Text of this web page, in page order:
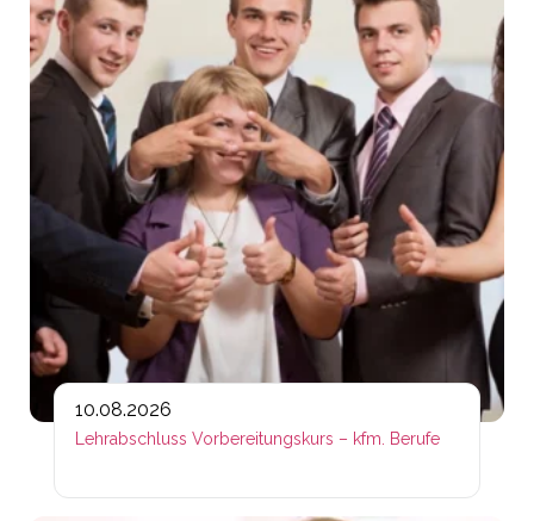
10.08.2026
Lehrabschluss Vorbereitungskurs – kfm. Berufe